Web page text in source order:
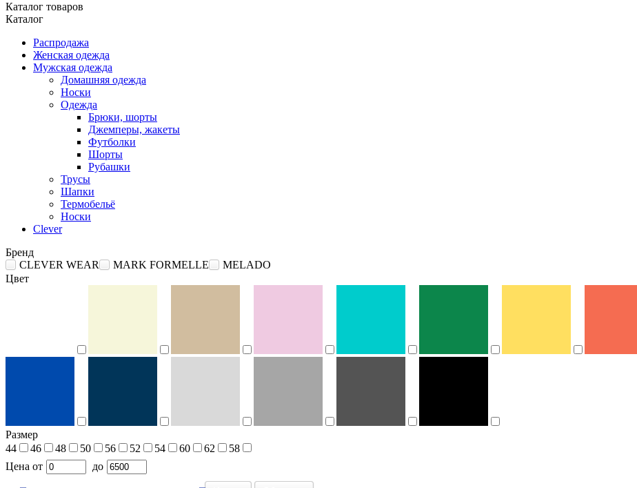
Каталог товаров
Каталог
Распродажа
Женская одежда
Мужская одежда
Домашняя одежда
Носки
Одежда
Брюки, шорты
Джемперы, жакеты
Футболки
Шорты
Рубашки
Трусы
Шапки
Термобельё
Носки
Clever
Бренд
CLEVER WEAR
MARK FORMELLE
MELADO
Цвет
Размер
44
46 48 50 56 52 54 60 62
58
Цена от до